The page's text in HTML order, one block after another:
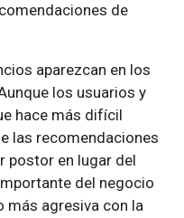
de
aparezcan en los
los usuarios y
hace más difícil
las recomendaciones
postor en lugar del
del negocio
más agresiva con la